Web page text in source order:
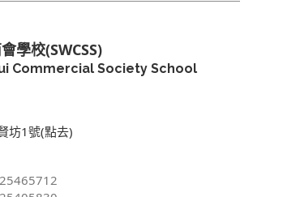
學校(SWCSS)
Commercial Society School
坊1號(點去)